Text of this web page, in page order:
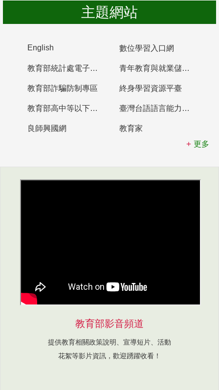
主題網站
English 數位學習入口網
教育部統計處電子書櫃 青年教育與就業儲蓄帳戶
教育部詐騙防制專區 終身學習資源平臺
教育部高中等以下學校及幼兒園教師資格檢定考試 臺灣台語語言能力認證網站
良師興國網
教育家
更多
教育部影音頻道
提供教育相關政策說明、宣導短片、活動
花絮等影片資訊，歡迎踴躍收看！